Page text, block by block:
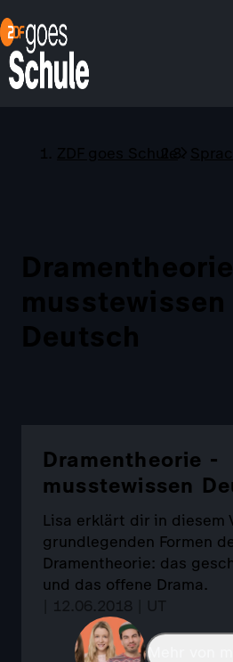
ZDF goes Schule
musstewissen
Deutsch
Dramentheorie -
musstewissen
Lisa erklärt dir in diesem
grundlegenden Formen
Dramentheorie: das
und das offene Drama.
| 12.06.2018 | UT
Mehr von